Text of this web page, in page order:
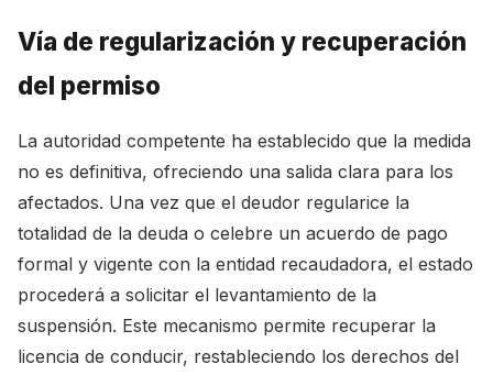
Vía de regularización y recuperación
del permiso
La autoridad competente ha establecido que la medida
no es definitiva, ofreciendo una salida clara para los
afectados. Una vez que el deudor regularice la
totalidad de la deuda o celebre un acuerdo de pago
formal y vigente con la entidad recaudadora, el estado
procederá a solicitar el levantamiento de la
suspensión. Este mecanismo permite recuperar la
licencia de conducir, restableciendo los derechos del